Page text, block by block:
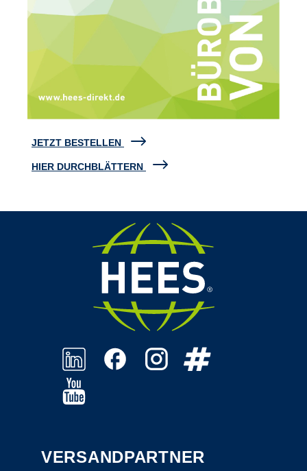
JETZT BESTELLEN
HIER DURCHBLÄTTERN
VERSANDPARTNER